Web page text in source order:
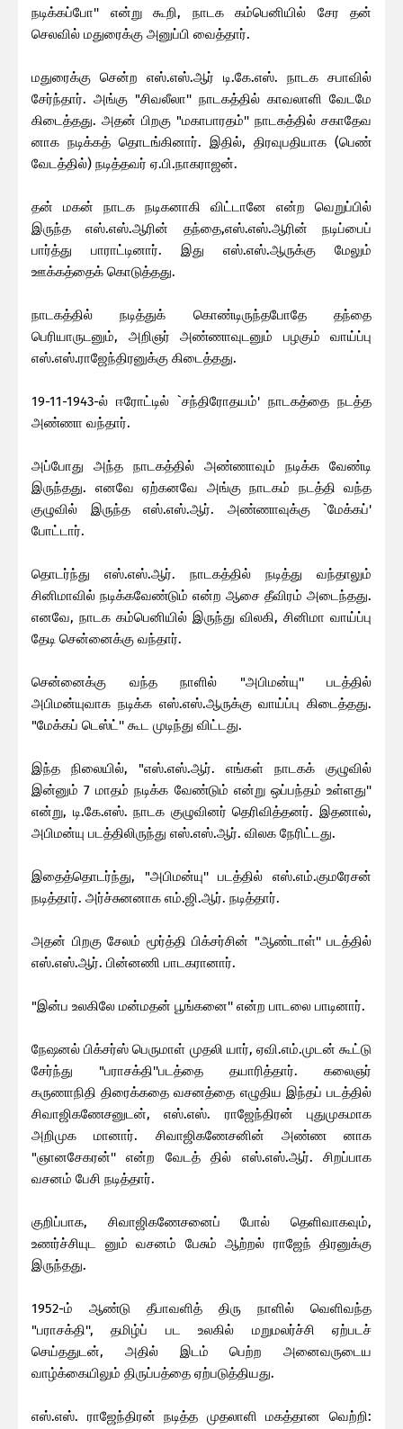
நடிக்கப்போ'' என்று கூறி, நாடக கம்பெனியில் சேர தன்
செலவில் மதுரைக்கு அனுப்பி வைத்தார்.
மதுரைக்கு சென்ற எஸ்.எஸ்.ஆர் டி.கே.எஸ். நாடக சபாவில்
சேர்ந்தார். அங்கு "சிவலீலா'' நாடகத்தில் காவலாளி வேடமே
கிடைத்தது. அதன் பிறகு "மகாபாரதம்'' நாடகத்தில் சகாதேவ
னாக நடிக்கத் தொடங்கினார். இதில், திரவுபதியாக (பெண்
வேடத்தில்) நடித்தவர் ஏ.பி.நாகராஜன்.
தன் மகன் நாடக நடிகனாகி விட்டானே என்ற வெறுப்பில்
இருந்த எஸ்.எஸ்.ஆரின் தந்தை,எஸ்.எஸ்.ஆரின் நடிப்பைப்
பார்த்து பாராட்டினார். இது எஸ்.எஸ்.ஆருக்கு மேலும்
ஊக்கத்தைக் கொடுத்தது.
நாடகத்தில் நடித்துக் கொண்டிருந்தபோதே தந்தை
பெரியாருடனும், அறிஞர் அண்ணாவுடனும் பழகும் வாய்ப்பு
எஸ்.எஸ்.ராஜேந்திரனுக்கு கிடைத்தது.
19-11-1943-ல் ஈரோட்டில் `சந்திரோதயம்' நாடகத்தை நடத்த
அண்ணா வந்தார்.
அப்போது அந்த நாடகத்தில் அண்ணாவும் நடிக்க வேண்டி
இருந்தது. எனவே ஏற்கனவே அங்கு நாடகம் நடத்தி வந்த
குழுவில் இருந்த எஸ்.எஸ்.ஆர். அண்ணாவுக்கு `மேக்கப்'
போட்டார்.
தொடர்ந்து எஸ்.எஸ்.ஆர். நாடகத்தில் நடித்து வந்தாலும்
சினிமாவில் நடிக்கவேண்டும் என்ற ஆசை தீவிரம் அடைந்தது.
எனவே, நாடக கம்பெனியில் இருந்து விலகி, சினிமா வாய்ப்பு
தேடி சென்னைக்கு வந்தார்.
சென்னைக்கு வந்த நாளில் "அபிமன்யு'' படத்தில்
அபிமன்யுவாக நடிக்க எஸ்.எஸ்.ஆருக்கு வாய்ப்பு கிடைத்தது.
"மேக்கப் டெஸ்ட்'' கூட முடிந்து விட்டது.
இந்த நிலையில், "எஸ்.எஸ்.ஆர். எங்கள் நாடகக் குழுவில்
இன்னும் 7 மாதம் நடிக்க வேண்டும் என்று ஒப்பந்தம் உள்ளது''
என்று, டி.கே.எஸ். நாடக குழுவினர் தெரிவித்தனர். இதனால்,
அபிமன்யு படத்திலிருந்து எஸ்.எஸ்.ஆர். விலக நேரிட்டது.
இதைத்தொடர்ந்து, "அபிமன்யு'' படத்தில் எஸ்.எம்.குமரேசன்
நடித்தார். அர்ச்சுனனாக எம்.ஜி.ஆர். நடித்தார்.
அதன் பிறகு சேலம் மூர்த்தி பிக்சர்சின் "ஆண்டாள்'' படத்தில்
எஸ்.எஸ்.ஆர். பின்னணி பாடகரானார்.
"இன்ப உலகிலே மன்மதன் பூங்கனை'' என்ற பாடலை பாடினார்.
நேஷனல் பிக்சர்ஸ் பெருமாள் முதலி யார், ஏவி.எம்.முடன் கூட்டு
சேர்ந்து "பராசக்தி''படத்தை தயாரித்தார். கலைஞர்
கருணாநிதி திரைக்கதை வசனத்தை எழுதிய இந்தப் படத்தில்
சிவாஜிகணேசனுடன், எஸ்.எஸ். ராஜேந்திரன் புதுமுகமாக
அறிமுக மானார். சிவாஜிகணேசனின் அண்ண னாக
"ஞானசேகரன்'' என்ற வேடத் தில் எஸ்.எஸ்.ஆர். சிறப்பாக
வசனம் பேசி நடித்தார்.
குறிப்பாக, சிவாஜிகணேசனைப் போல் தெளிவாகவும்,
உணர்ச்சியுட னும் வசனம் பேசும் ஆற்றல் ராஜேந் திரனுக்கு
இருந்தது.
1952-ம் ஆண்டு தீபாவளித் திரு நாளில் வெளிவந்த
"பராசக்தி'', தமிழ்ப் பட உலகில் மறுமலர்ச்சி ஏற்படச்
செய்ததுடன், அதில் இடம் பெற்ற அனைவருடைய
வாழ்க்கையிலும் திருப்பத்தை ஏற்படுத்தியது.
எஸ்.எஸ். ராஜேந்திரன் நடித்த முதலாளி மகத்தான வெற்றி: